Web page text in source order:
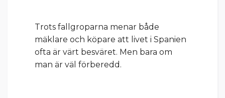
Trots fallgroparna menar både
mäklare och köpare att livet i Spanien
ofta är värt besväret. Men bara om
man är väl förberedd.